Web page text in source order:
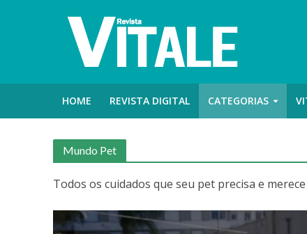
HOME REVISTA DIGITAL CATEGORIAS
Mundo Pet
Todos os cuidados que seu pet precisa e